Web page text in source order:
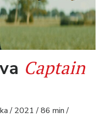
Captain
/ 2021 / 86 min /